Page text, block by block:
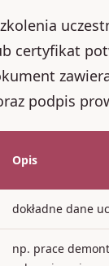
certyfikat
podpis
Opis
dokładne dane
np. prace